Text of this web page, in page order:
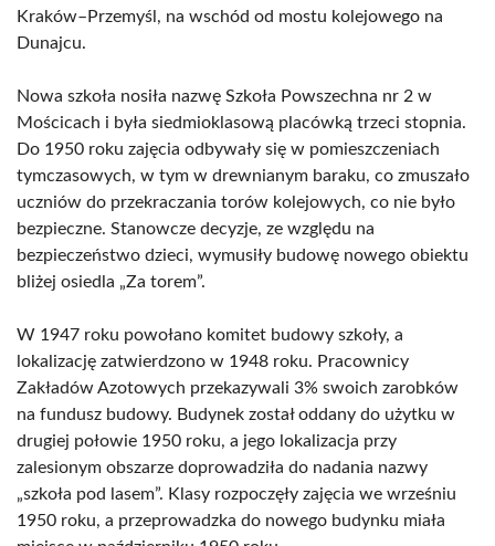
Kraków–Przemyśl, na wschód od mostu kolejowego na
Dunajcu.
Nowa szkoła nosiła nazwę Szkoła Powszechna nr 2 w
Mościcach i była siedmioklasową placówką trzeci stopnia.
Do 1950 roku zajęcia odbywały się w pomieszczeniach
tymczasowych, w tym w drewnianym baraku, co zmuszało
uczniów do przekraczania torów kolejowych, co nie było
bezpieczne. Stanowcze decyzje, ze względu na
bezpieczeństwo dzieci, wymusiły budowę nowego obiektu
bliżej osiedla „Za torem”.
W 1947 roku powołano komitet budowy szkoły, a
lokalizację zatwierdzono w 1948 roku. Pracownicy
Zakładów Azotowych przekazywali 3% swoich zarobków
na fundusz budowy. Budynek został oddany do użytku w
drugiej połowie 1950 roku, a jego lokalizacja przy
zalesionym obszarze doprowadziła do nadania nazwy
„szkoła pod lasem”. Klasy rozpoczęły zajęcia we wrześniu
1950 roku, a przeprowadzka do nowego budynku miała